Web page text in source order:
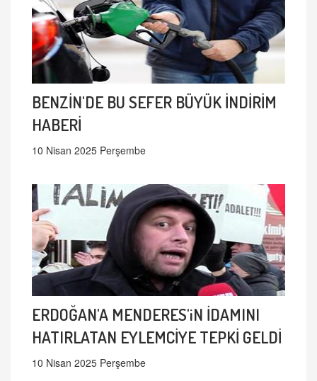
BENZİN'DE BU SEFER BÜYÜK İNDİRİM
HABERİ
10 Nisan 2025 Perşembe
ERDOĞAN'A MENDERES'iN İDAMINI
HATIRLATAN EYLEMCİYE TEPKİ GELDİ
10 Nisan 2025 Perşembe